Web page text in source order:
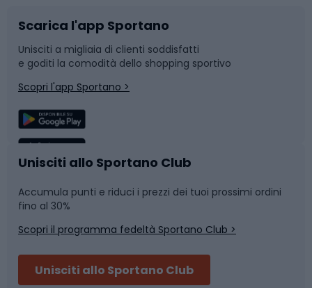
Bushcraft
Corsa
Sport di squadra
Caschi da ciclismo
Skitouring
Slitte e slittini
Snowboard
Camminata nordica
Nuoto
Pattinaggio
Scarica l'app Sportano
Unisciti a migliaia di clienti soddisfatti
e goditi la comodità dello shopping sportivo
Scopri l'app Sportano >
Unisciti allo Sportano Club
Accumula punti e riduci i prezzi dei tuoi prossimi ordini
fino al 30%
Scopri il programma fedeltà Sportano Club >
Unisciti allo Sportano Club